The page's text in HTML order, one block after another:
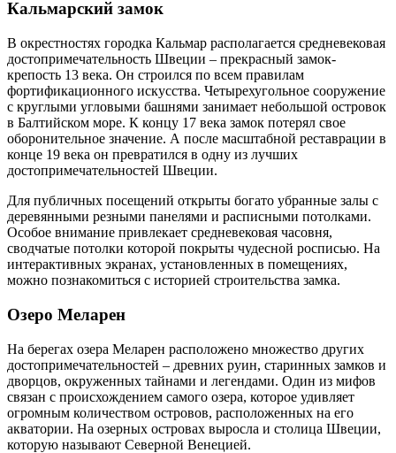
Кальмарский замок
В окрестностях городка Кальмар располагается средневековая
достопримечательность Швеции – прекрасный замок-
крепость 13 века. Он строился по всем правилам
фортификационного искусства. Четырехугольное сооружение
с круглыми угловыми башнями занимает небольшой островок
в Балтийском море. К концу 17 века замок потерял свое
оборонительное значение. А после масштабной реставрации в
конце 19 века он превратился в одну из лучших
достопримечательностей Швеции.
Для публичных посещений открыты богато убранные залы с
деревянными резными панелями и расписными потолками.
Особое внимание привлекает средневековая часовня,
сводчатые потолки которой покрыты чудесной росписью. На
интерактивных экранах, установленных в помещениях,
можно познакомиться с историей строительства замка.
Озеро Меларен
На берегах озера Меларен расположено множество других
достопримечательностей – древних руин, старинных замков и
дворцов, окруженных тайнами и легендами. Один из мифов
связан с происхождением самого озера, которое удивляет
огромным количеством островов, расположенных на его
акватории. На озерных островах выросла и столица Швеции,
которую называют Северной Венецией.